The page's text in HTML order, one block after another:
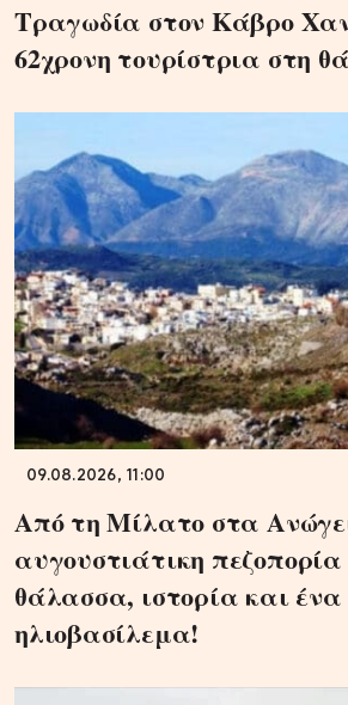
Τραγωδία στον Κάβρο
62χρονη τουρίστρια στη
09.08.2026, 11:00
Από τη Μίλατο στα
αυγουστιάτικη
θάλασσα, ιστορία και
ηλιοβασίλεμα!